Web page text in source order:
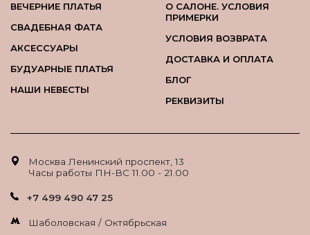
ВЕЧЕРНИЕ ПЛАТЬЯ
СВАДЕБНАЯ ФАТА
АКСЕССУАРЫ
БУДУАРНЫЕ ПЛАТЬЯ
НАШИ НЕВЕСТЫ
О САЛОНЕ. УСЛОВИЯ
ПРИМЕРКИ
УСЛОВИЯ ВОЗВРАТА
ДОСТАВКА И ОПЛАТА
БЛОГ
РЕКВИЗИТЫ
Москва Ленинский проспект, 13
Часы работы ПН-ВС 11.00 - 21.00
+7 499 490 47 25
Шаболовская / Октябрьская